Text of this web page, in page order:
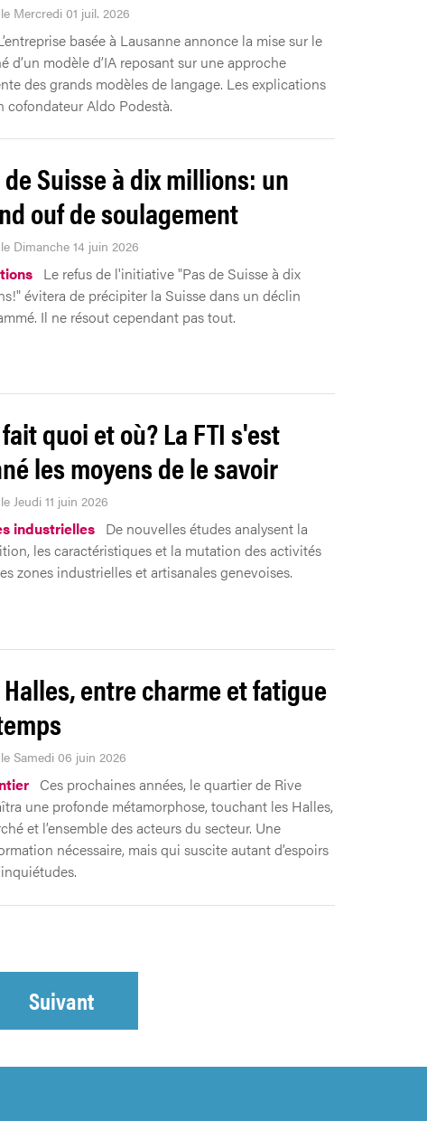
Mercredi 01 juil. 2026
basée à Lausanne annonce la mise sur le
d’un modèle d’IA reposant sur une approche
des grands modèles de langage. Les explications
cofondateur Aldo Podestà.
de Suisse à dix millions: un
ouf de soulagement
Dimanche 14 juin 2026
Le refus de l'initiative "Pas de Suisse à dix
évitera de précipiter la Suisse dans un déclin
Il ne résout cependant pas tout.
quoi et où? La FTI s'est
les moyens de le savoir
Jeudi 11 juin 2026
industrielles De nouvelles études analysent la
les caractéristiques et la mutation des activités
zones industrielles et artisanales genevoises.
entre charme et fatigue
Samedi 06 juin 2026
Ces prochaines années, le quartier de Rive
une profonde métamorphose, touchant les Halles,
et l’ensemble des acteurs du secteur. Une
nécessaire, mais qui suscite autant d’espoirs
Suivant